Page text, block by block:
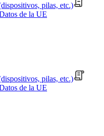
pilas, etc.)
de la UE
pilas, etc.)
de la UE